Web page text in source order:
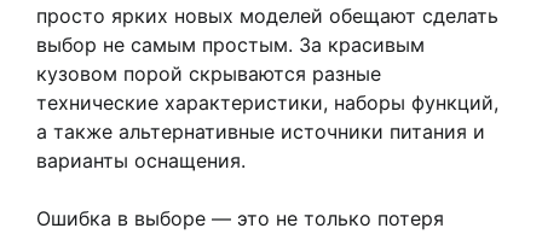
просто ярких новых моделей обещают сделать
выбор не самым простым. За красивым
кузовом порой скрываются разные
технические характеристики, наборы функций,
а также альтернативные источники питания и
варианты оснащения.
Ошибка в выборе — это не только потеря